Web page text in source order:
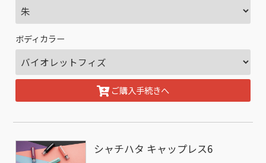
ボディカラー
ご購入手続きへ
シャチハタ キャップレス6